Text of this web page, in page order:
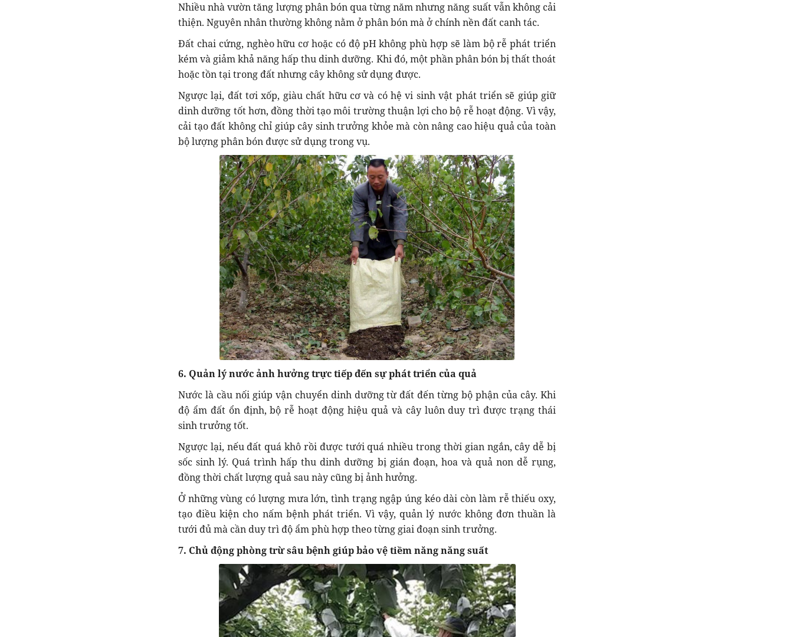
Nhiều nhà vườn tăng lượng phân bón qua từng năm nhưng năng suất vẫn không cải
thiện. Nguyên nhân thường không nằm ở phân bón mà ở chính nền đất canh tác.
Đất chai cứng, nghèo hữu cơ hoặc có độ pH không phù hợp sẽ làm bộ rễ phát triển
kém và giảm khả năng hấp thu dinh dưỡng. Khi đó, một phần phân bón bị thất thoát
hoặc tồn tại trong đất nhưng cây không sử dụng được.
Ngược lại, đất tơi xốp, giàu chất hữu cơ và có hệ vi sinh vật phát triển sẽ giúp giữ
dinh dưỡng tốt hơn, đồng thời tạo môi trường thuận lợi cho bộ rễ hoạt động. Vì vậy,
cải tạo đất không chỉ giúp cây sinh trưởng khỏe mà còn nâng cao hiệu quả của toàn
bộ lượng phân bón được sử dụng trong vụ.
6. Quản lý nước ảnh hưởng trực tiếp đến sự phát triển của quả
Nước là cầu nối giúp vận chuyển dinh dưỡng từ đất đến từng bộ phận của cây. Khi
độ ẩm đất ổn định, bộ rễ hoạt động hiệu quả và cây luôn duy trì được trạng thái
sinh trưởng tốt.
Ngược lại, nếu đất quá khô rồi được tưới quá nhiều trong thời gian ngắn, cây dễ bị
sốc sinh lý. Quá trình hấp thu dinh dưỡng bị gián đoạn, hoa và quả non dễ rụng,
đồng thời chất lượng quả sau này cũng bị ảnh hưởng.
Ở những vùng có lượng mưa lớn, tình trạng ngập úng kéo dài còn làm rễ thiếu oxy,
tạo điều kiện cho nấm bệnh phát triển. Vì vậy, quản lý nước không đơn thuần là
tưới đủ mà cần duy trì độ ẩm phù hợp theo từng giai đoạn sinh trưởng.
7. Chủ động phòng trừ sâu bệnh giúp bảo vệ tiềm năng năng suất